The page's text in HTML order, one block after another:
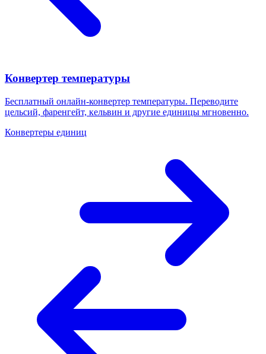
Конвертер температуры
Бесплатный онлайн-конвертер температуры. Переводите
цельсий, фаренгейт, кельвин и другие единицы мгновенно.
Конвертеры единиц